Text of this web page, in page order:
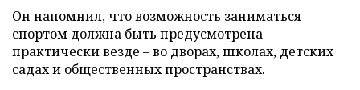
Он напомнил, что возможность заниматься
спортом должна быть предусмотрена
практически везде – во дворах, школах, детских
садах и общественных пространствах.